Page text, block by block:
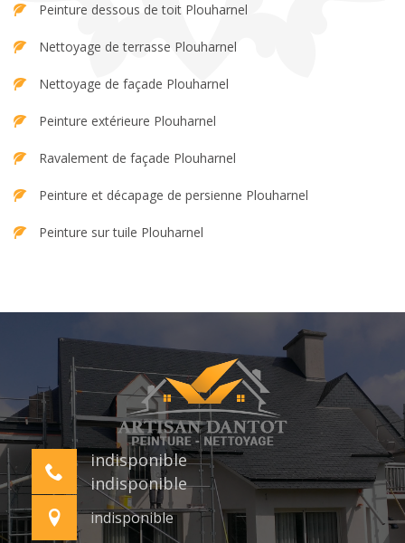
Peinture dessous de toit Plouharnel
Nettoyage de terrasse Plouharnel
Nettoyage de façade Plouharnel
Peinture extérieure Plouharnel
Ravalement de façade Plouharnel
Peinture et décapage de persienne Plouharnel
Peinture sur tuile Plouharnel
indisponible
indisponible
indisponible